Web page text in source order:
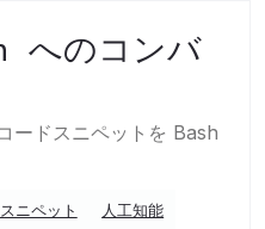
へのコンバ
ードスニペットを Bash
ニペット
人工知能